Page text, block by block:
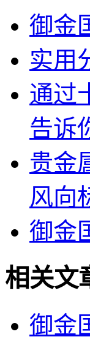
御金
实用
通过
告诉
贵金
风向
御金
相关文
御金